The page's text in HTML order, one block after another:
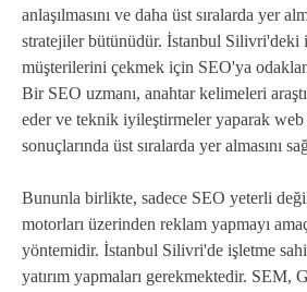
anlaşılmasını ve daha üst sıralarda yer
stratejiler bütünüdür. İstanbul Silivri'deki
müşterilerini çekmek için SEO'ya
Bir SEO uzmanı, anahtar kelimeleri
eder ve teknik iyileştirmeler yaparak web
sonuçlarında üst sıralarda yer almasını
Bununla birlikte, sadece SEO yeterli
motorları üzerinden reklam yapmayı
yöntemidir. İstanbul Silivri'de işletme
yatırım yapmaları gerekmektedir. SEM,